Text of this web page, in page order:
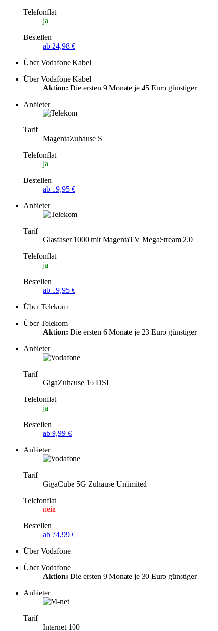
Telefonflat
ja
Bestellen
ab 24,98 €
Über Vodafone Kabel
Über Vodafone Kabel
Aktion: Die ersten 9 Monate je 45 Euro günstiger
Anbieter
Tarif
MagentaZuhause S
Telefonflat
ja
Bestellen
ab 19,95 €
Anbieter
Tarif
Glasfaser 1000 mit MagentaTV MegaStream 2.0
Telefonflat
ja
Bestellen
ab 19,95 €
Über Telekom
Über Telekom
Aktion: Die ersten 6 Monate je 23 Euro günstiger
Anbieter
Tarif
GigaZuhause 16 DSL
Telefonflat
ja
Bestellen
ab 9,99 €
Anbieter
Tarif
GigaCube 5G Zuhause Unlimited
Telefonflat
nein
Bestellen
ab 74,99 €
Über Vodafone
Über Vodafone
Aktion: Die ersten 9 Monate je 30 Euro günstiger
Anbieter
Tarif
Internet 100